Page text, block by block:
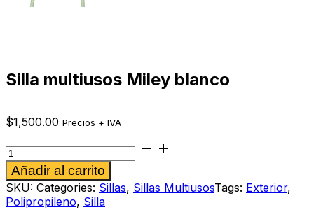
Silla multiusos Miley blanco
$1,500.00 Precios + IVA
Silla
multiusos
Miley
blanco
cantidad
Añadir al carrito
SKU: Categories: Sillas, Sillas MultiusosTags: Exterior,
Polipropileno, Silla